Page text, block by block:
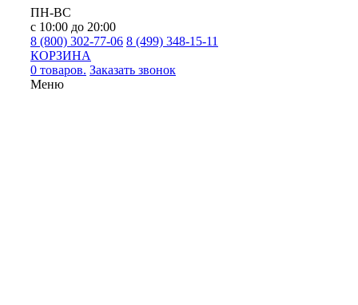
ПН-ВС
с 10:00 до 20:00
8 (800) 302-77-06 8 (499) 348-15-11
КОРЗИНА
0 товаров. Заказать звонок
Меню